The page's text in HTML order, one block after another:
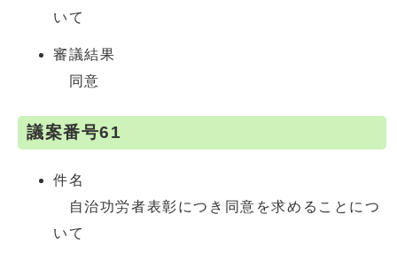
いて
審議結果
同意
議案番号61
件名
自治功労者表彰につき同意を求めることにつ
いて